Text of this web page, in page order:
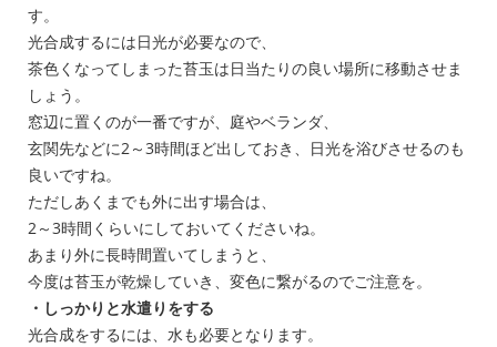
す。
光合成するには日光が必要なので、
茶色くなってしまった苔玉は日当たりの良い場所に移動させま
しょう。
窓辺に置くのが一番ですが、庭やベランダ、
玄関先などに2～3時間ほど出しておき、日光を浴びさせるのも
良いですね。
ただしあくまでも外に出す場合は、
2～3時間くらいにしておいてくださいね。
あまり外に長時間置いてしまうと、
今度は苔玉が乾燥していき、変色に繋がるのでご注意を。
・しっかりと水遣りをする
光合成をするには、水も必要となります。